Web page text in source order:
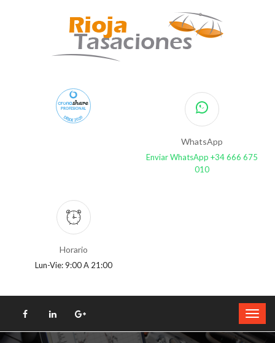
PROFESIONAL
DESDE 2020
WhatsApp
Enviar WhatsApp +34 666 675
010
Horario
Lun-Vie: 9:00 A 21:00